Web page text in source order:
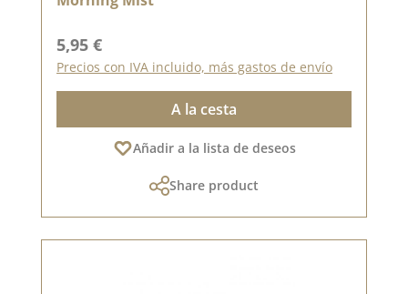
Precio normal:
5,95 €
Precios con IVA incluido, más gastos de envío
A la cesta
Añadir a la lista de deseos
Share product